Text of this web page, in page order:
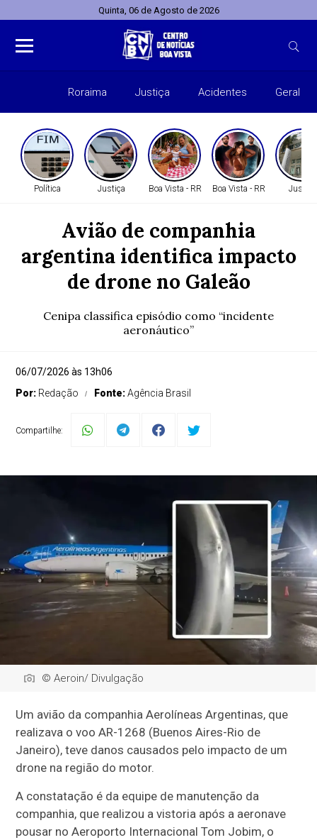
Quinta, 06 de Agosto de 2026
Roraima Justiça Acidentes Geral
Política Justiça Boa Vista - RR Boa Vista - RR Justiça
Avião de companhia
argentina identifica impacto
de drone no Galeão
Cenipa classifica episódio como “incidente
aeronáutico”
06/07/2026 às 13h06
Por: Redação Fonte:Agência Brasil
Compartilhe:
© Aeroin/ Divulgação
Um avião da companhia Aerolíneas Argentinas, que
realizava o voo AR-1268 (Buenos Aires-Rio de
Janeiro), teve danos causados pelo impacto de um
drone na região do motor.
A constatação é da equipe de manutenção da
companhia, que realizou a vistoria após a aeronave
pousar no Aeroporto Internacional Tom Jobim, o